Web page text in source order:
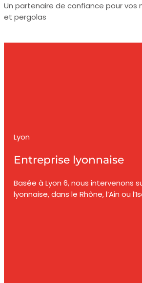
Un partenaire de confiance pour vos
et pergolas
Lyon
Entreprise lyonnaise
Basée à Lyon 6, nous intervenons
lyonnaise, dans le Rhône, l’Ain ou